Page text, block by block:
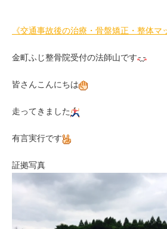
《交通事故後の治療・骨盤矯正・整体マ
金町ふじ整骨院受付の法師山です
皆さんこんにちは
走ってきました
有言実行です
証拠写真